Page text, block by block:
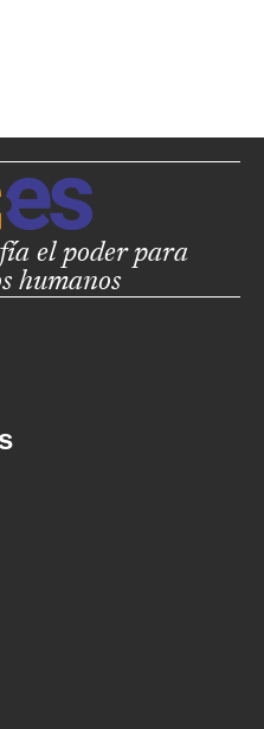
el poder para
humanos